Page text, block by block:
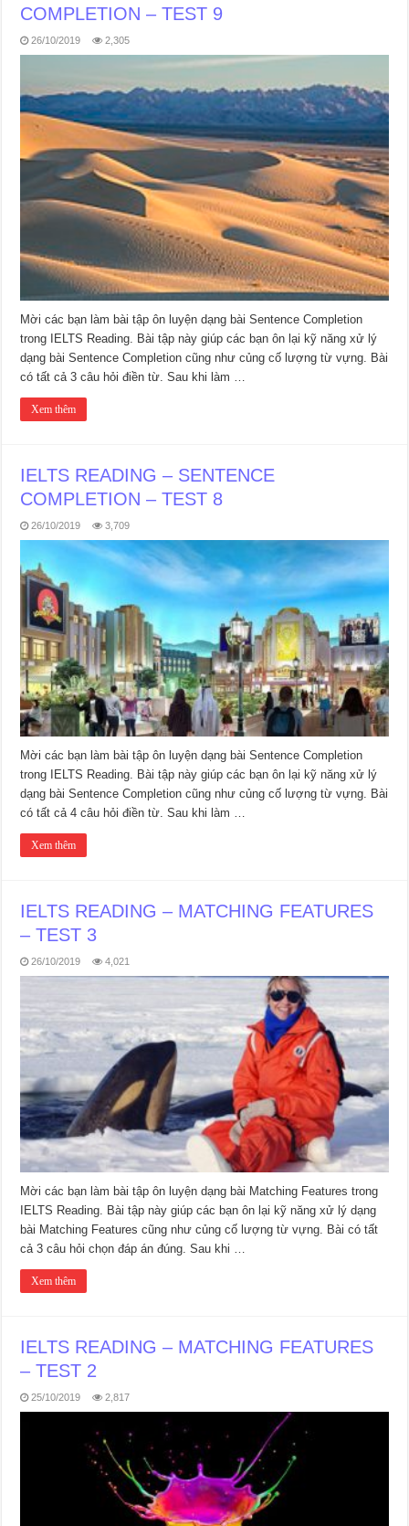
COMPLETION – TEST 9
26/10/2019 2,305
Mời các bạn làm bài tập ôn luyện dạng bài Sentence Completion
trong IELTS Reading. Bài tập này giúp các bạn ôn lại kỹ năng xử lý
dạng bài Sentence Completion cũng như củng cố lượng từ vựng. Bài
có tất cả 3 câu hỏi điền từ. Sau khi làm …
Xem thêm
IELTS READING – SENTENCE
COMPLETION – TEST 8
26/10/2019 3,709
Mời các bạn làm bài tập ôn luyện dạng bài Sentence Completion
trong IELTS Reading. Bài tập này giúp các bạn ôn lại kỹ năng xử lý
dạng bài Sentence Completion cũng như củng cố lượng từ vựng. Bài
có tất cả 4 câu hỏi điền từ. Sau khi làm …
Xem thêm
IELTS READING – MATCHING FEATURES
– TEST 3
26/10/2019 4,021
Mời các bạn làm bài tập ôn luyện dạng bài Matching Features trong
IELTS Reading. Bài tập này giúp các bạn ôn lại kỹ năng xử lý dạng
bài Matching Features cũng như củng cố lượng từ vựng. Bài có tất
cả 3 câu hỏi chọn đáp án đúng. Sau khi …
Xem thêm
IELTS READING – MATCHING FEATURES
– TEST 2
25/10/2019 2,817